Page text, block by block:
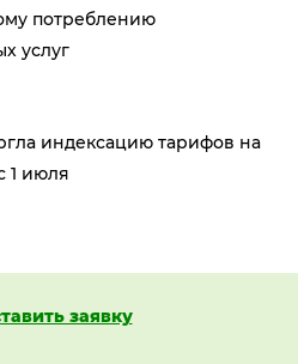
потреблению
услуг
индексацию тарифов на
1 июля
заявку